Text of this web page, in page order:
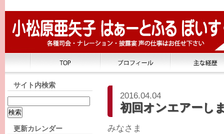
サイト内検索
更新カレンダー
2016.04.04
初回オンエアーし
みなさま